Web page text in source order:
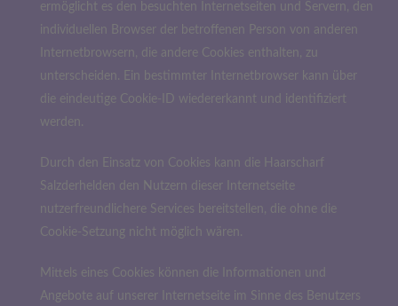
ermöglicht es den besuchten Internetseiten und Servern, den
individuellen Browser der betroffenen Person von anderen
Internetbrowsern, die andere Cookies enthalten, zu
unterscheiden. Ein bestimmter Internetbrowser kann über
die eindeutige Cookie-ID wiedererkannt und identifiziert
werden.
Durch den Einsatz von Cookies kann die Haarscharf
Salzderhelden den Nutzern dieser Internetseite
nutzerfreundlichere Services bereitstellen, die ohne die
Cookie-Setzung nicht möglich wären.
Mittels eines Cookies können die Informationen und
Angebote auf unserer Internetseite im Sinne des Benutzers